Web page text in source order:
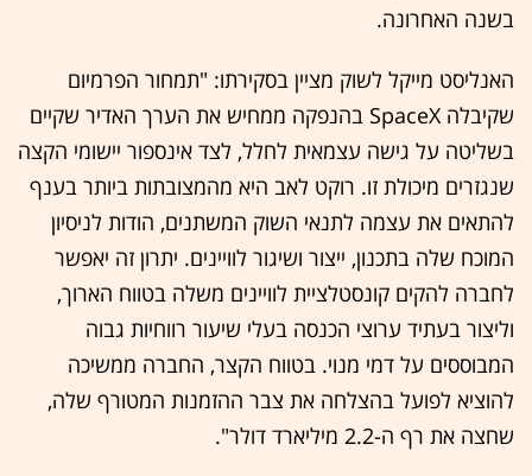
בשנה האחרונה.
האנליסט מייקל לשוק מציין בסקירתו: "תמחור הפרמיום
שקיבלה SpaceX בהנפקה ממחיש את הערך האדיר שקיים
בשליטה על גישה עצמאית לחלל, לצד אינספור יישומי הקצה
שנגזרים מיכולת זו. רוקט לאב היא מהמצובתות ביותר בענף
להתאים את עצמה לתנאי השוק המשתנים, הודות לניסיון
המוכח שלה בתכנון, ייצור ושיגור לוויינים. יתרון זה יאפשר
לחברה להקים קונסטלציית לוויינים משלה בטווח הארוך,
וליצור בעתיד ערוצי הכנסה בעלי שיעור רווחיות גבוה
המבוססים על דמי מנוי. בטווח הקצר, החברה ממשיכה
להוציא לפועל בהצלחה את צבר ההזמנות המטורף שלה,
שחצה את רף ה-2.2 מיליארד דולר".